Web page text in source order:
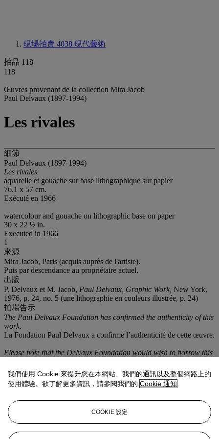
現場拍賣 4038 現代藝術
拍品 118
118
Œuvres provenant de la collection Mira Jacob
Paul Delvaux (1897-1994)
Les rivales
細節
Paul Delvaux (1897-1994)
Les rivales
aquarelle et gouache sur base lithographique sur papier
76.1 x 57 cm.
Exécuté en 1966
watercolour and gouache on lithographic base on paper
30 x 22 ½ in.
Executed in 1966
1
來源
Mira Jacob, Paris (acquis auprès de l'artiste).
Puis par descendance au propriétaire actuel.
出版
P. Delvaux et M. Jacob, Paul Delvaux, Graphic Work, New York,
1976, p. 24, no. 5 (une lithographie en couleurs illustrée, p. 24)
拍場告示
The Paul Delvaux Foundation has confirmed the authenticity of this
work.
La Fondation Paul Delvaux a confirmé l’authenticité de cette œuvre.
Please note that the Delvaux Foundation would wish to borrow this
the Foundation in Belgium from late March to late December 2016
Nous vous signalons que la Fondation Delvaux souhaiterait
emprunter cette œuvre dans le cadre d'une exposition sur les
de fin mars à fin décembre 2016.
拍品專文
我們使用 Cookie 來提升您在本網站、我們的通訊以及整個網路上的
使用體驗。欲了解更多資訊，請參閱我們的 Cookie 通知
COOKIE 設定